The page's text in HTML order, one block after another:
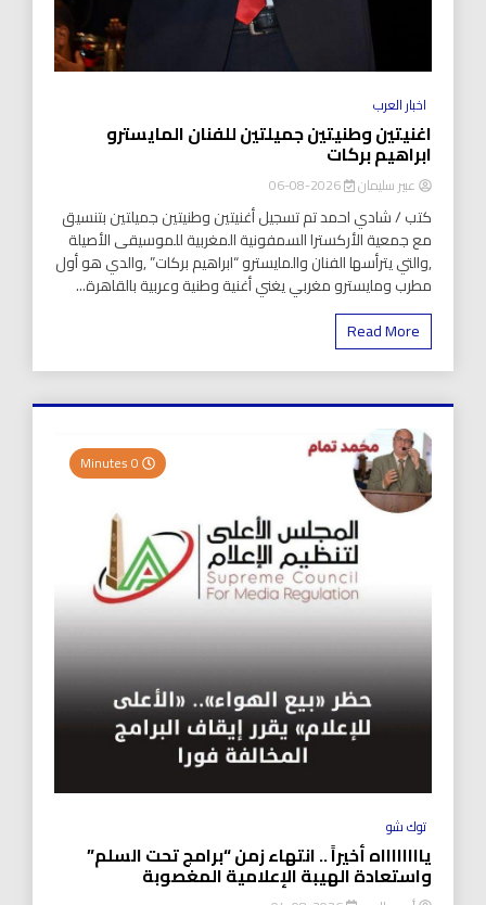
اخبار العرب
اغنيتين وطنيتين جميلتين للفنان المايسترو
ابراهيم بركات
عبير سليمان 2026-08-06
كتب / شادي احمد تم تسجيل أغنيتين وطنيتين جميلتين بتنسيق
مع جمعية الأركسترا السمفونية المغربية للموسيقى الأصيلة
,والتي يترأسها الفنان والمايسترو “ابراهيم بركات” ,والدي هو أول
مطرب ومايسترو مغربي يغني أغنية وطنية وعربية بالقاهرة...
Read More
توك شو
يااااااااه أخيراً .. انتهاء زمن “برامج تحت السلم”
واستعادة الهيبة الإعلامية المغصوبة